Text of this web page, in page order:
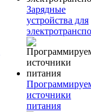
Зарядные
устройства для
источники
питания